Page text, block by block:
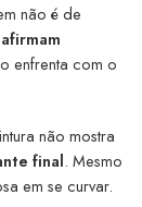
não é de
afirmam
enfrenta com o
não mostra
final. Mesmo
em se curvar.